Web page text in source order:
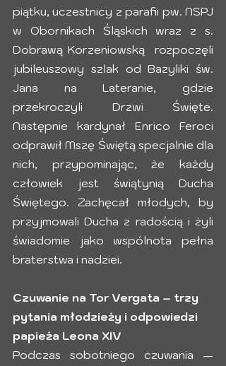
piątku, uczestnicy z parafii pw. NSPJ
w Obornikach Śląskich wraz z s.
Dobrawą Korzeniowską  rozpoczęli
jubileuszowy szlak od Bazyliki św.
Jana na Lateranie, gdzie
przekroczyli Drzwi Święte.
Następnie kardynał Enrico Feroci
odprawił Mszę Świętą specjalnie dla
nich, przypominając, że każdy
człowiek jest świątynią Ducha
Świętego. Zachęcał młodych, by
przyjmowali Ducha z radością i żyli
świadomie jako wspólnota pełna
braterstwa i nadziei.
Czuwanie na Tor Vergata – trzy
pytania młodzieży i odpowiedzi
papieża Leona XIV
Podczas sobotniego czuwania —